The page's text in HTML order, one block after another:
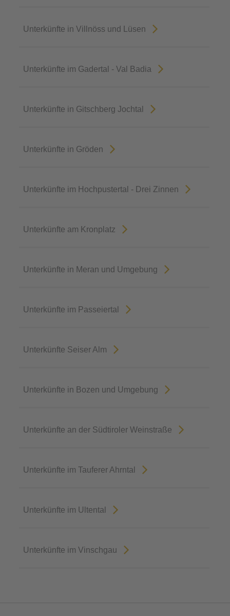
Unterkünfte in Villnöss und Lüsen
Unterkünfte im Gadertal - Val Badia
Unterkünfte in Gitschberg Jochtal
Unterkünfte in Gröden
Unterkünfte im Hochpustertal - Drei Zinnen
Unterkünfte am Kronplatz
Unterkünfte in Meran und Umgebung
Unterkünfte im Passeiertal
Unterkünfte Seiser Alm
Unterkünfte in Bozen und Umgebung
Unterkünfte an der Südtiroler Weinstraße
Unterkünfte im Tauferer Ahrntal
Unterkünfte im Ultental
Unterkünfte im Vinschgau